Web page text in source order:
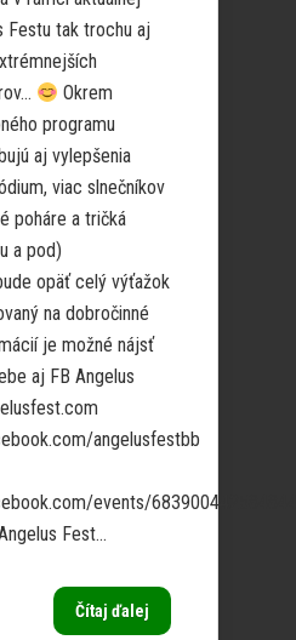
Festu tak trochu aj
Okrem
programu
aj vylepšenia
viac slnečníkov
poháre a tričká
a pod)
opäť celý výťažok
na dobročinné
je možné nájsť
aj FB Angelus
angelusfestbb
events/683900442584844
Fest...
Čítaj ďalej